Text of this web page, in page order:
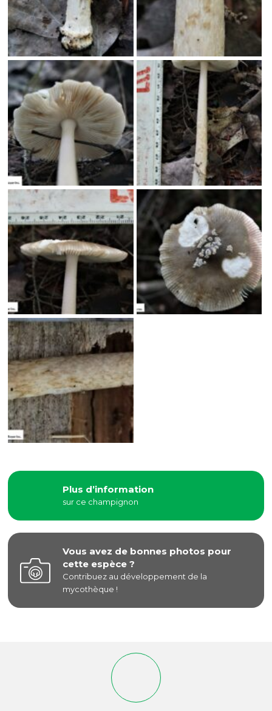
Plus d’information
sur ce champignon
Vous avez de bonnes photos pour
cette espèce ?
Contribuez au développement de la
mycothèque !